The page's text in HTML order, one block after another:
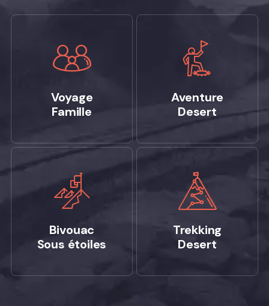
Voyage
Famille
Aventure
Desert
Bivouac
Sous étoiles
Trekking
Desert